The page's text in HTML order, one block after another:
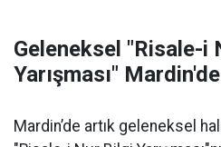
Geleneksel "Risale-i
Yarışması" Mardin'de
Mardin’de artık geleneksel